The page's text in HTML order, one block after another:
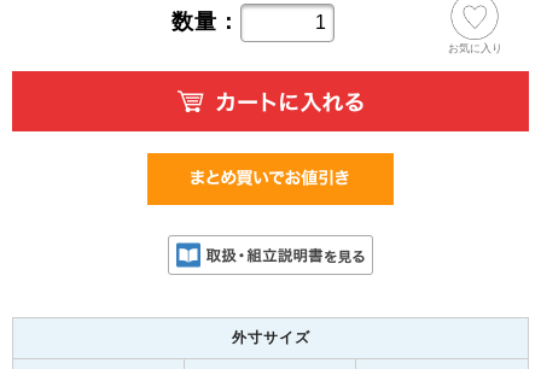
数量：
お気に入り
外寸サイズ